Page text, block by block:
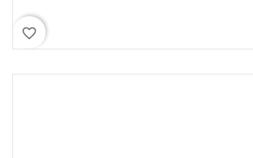
favorite_border